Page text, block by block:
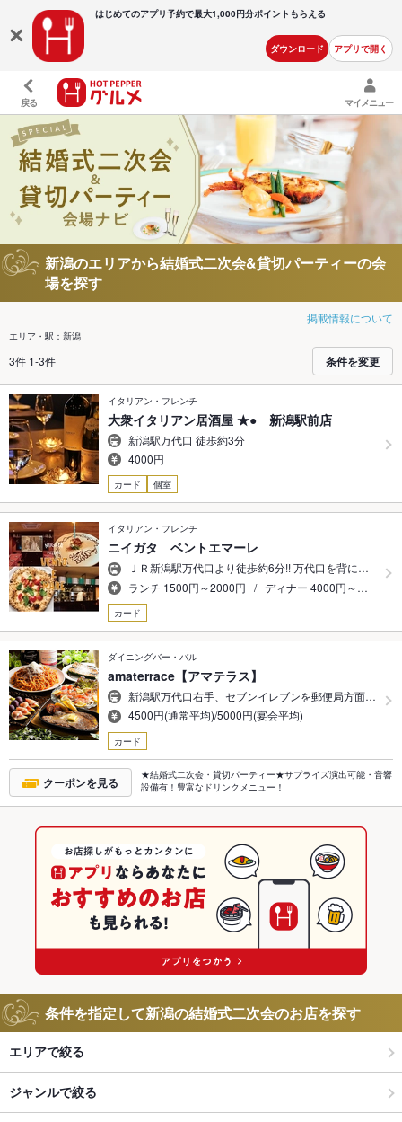
はじめてのアプリ予約で最大1,000円分ポイントもらえる
ダウンロード アプリで開く
戻る マイメニュー
新潟のエリアから結婚式二次会&貸切パーティーの会
場を探す
掲載情報について
エリア・駅：新潟
3件 1-3件 条件を変更
イタリアン・フレンチ
大衆イタリアン居酒屋 ★● 新潟駅前店
新潟駅万代口 徒歩約3分
4000円
カード 個室
イタリアン・フレンチ
ニイガタ ベントエマーレ
ＪＲ新潟駅万代口より徒歩約6分!! 万代口を背に…
ランチ 1500円～2000円 / ディナー 4000円～…
カード
ダイニングバー・バル
amaterrace【アマテラス】
新潟駅万代口右手、セブンイレブンを郵便局方面…
4500円(通常平均)/5000円(宴会平均)
カード
クーポンを見る
★結婚式二次会・貸切パーティー★サプライズ演出可能・音響
設備有！豊富なドリンクメニュー！
条件を指定して新潟の結婚式二次会のお店を探す
エリアで絞る
ジャンルで絞る